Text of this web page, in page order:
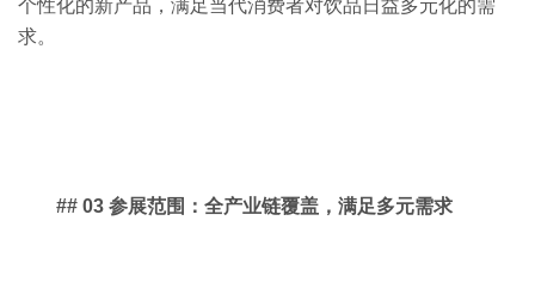
个性化的新产品，满足当代消费者对饮品日益多元化的需
求。
## 03 参展范围：全产业链覆盖，满足多元需求